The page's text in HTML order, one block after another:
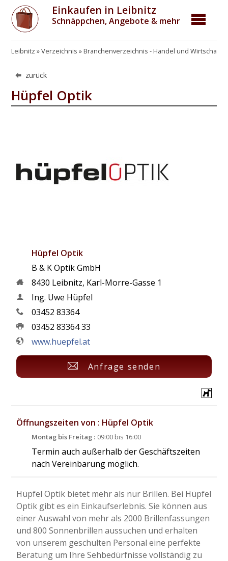
Einkaufen in Leibnitz
Schnäppchen, Angebote & mehr
Leibnitz Verzeichnis Branchenverzeichnis - Handel und Wirtschaft
zurück
Hüpfel Optik
Hüpfel Optik
B & K Optik GmbH
8430 Leibnitz, Karl-Morre-Gasse 1
Ing. Uwe Hüpfel
03452 83364
03452 83364 33
www.huepfel.at
Anfrage senden
Öffnungszeiten von : Hüpfel Optik
Montag bis Freitag : 09:00 bis 16:00
Termin auch außerhalb der Geschäftszeiten
nach Vereinbarung möglich.
Hüpfel Optik bietet mehr als nur Brillen. Bei Hüpfel
Optik gibt es ein Einkaufserlebnis. Sie können aus
einer Auswahl von mehr als 2000 Brillenfassungen
und 800 Sonnenbrillen aussuchen und erhalten
von unserem geschulten Personal eine perfekte
Beratung um Ihre Sehbedürfnisse vollständig zu